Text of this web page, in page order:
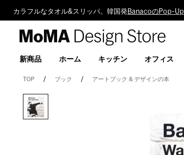
カラフルなタオル&スリッパ。韓国発 BanacoのPop-Up
Design
新商品 ホーム キッチン オフィス
TOP ブック アートブック & デザインの本